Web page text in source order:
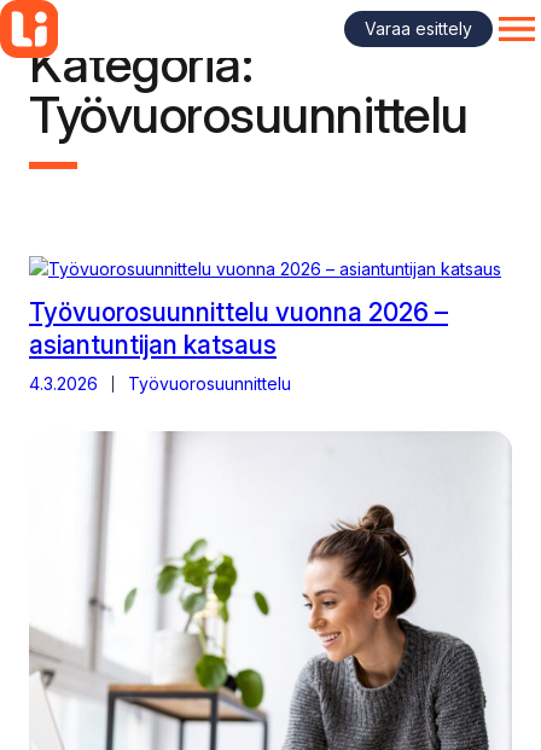
Varaa esittely
Siirry
sisältöön
Kategoria:
Työvuorosuunnittelu
Työvuorosuunnittelu vuonna 2026 –
asiantuntijan katsaus
4.3.2026 Työvuorosuunnittelu